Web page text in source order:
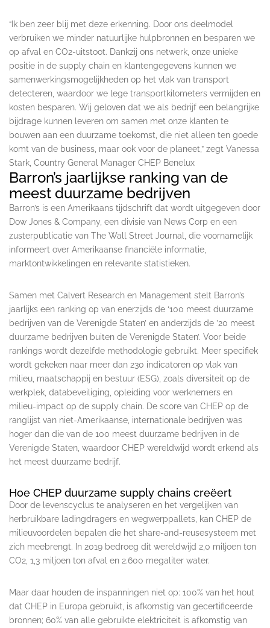
“Ik ben zeer blij met deze erkenning. Door ons deelmodel
verbruiken we minder natuurlijke hulpbronnen en besparen we
op afval en CO2-uitstoot. Dankzij ons netwerk, onze unieke
positie in de supply chain en klantengegevens kunnen we
samenwerkingsmogelijkheden op het vlak van transport
detecteren, waardoor we lege transportkilometers vermijden en
kosten besparen. Wij geloven dat we als bedrijf een belangrijke
bijdrage kunnen leveren om samen met onze klanten te
bouwen aan een duurzame toekomst, die niet alleen ten goede
komt van de business, maar ook voor de planeet,” zegt Vanessa
Stark, Country General Manager CHEP Benelux
Barron’s jaarlijkse ranking van de
meest duurzame bedrijven
Barron’s is een Amerikaans tijdschrift dat wordt uitgegeven door
Dow Jones & Company, een divisie van News Corp en een
zusterpublicatie van The Wall Street Journal, die voornamelijk
informeert over Amerikaanse financiële informatie,
marktontwikkelingen en relevante statistieken.
Samen met Calvert Research en Management stelt Barron’s
jaarlijks een ranking op van enerzijds de ‘100 meest duurzame
bedrijven van de Verenigde Staten’ en anderzijds de ’20 meest
duurzame bedrijven buiten de Verenigde Staten’. Voor beide
rankings wordt dezelfde methodologie gebruikt. Meer specifiek
wordt gekeken naar meer dan 230 indicatoren op vlak van
milieu, maatschappij en bestuur (ESG), zoals diversiteit op de
werkplek, databeveiliging, opleiding voor werknemers en
milieu-impact op de supply chain. De score van CHEP op de
ranglijst van niet-Amerikaanse, internationale bedrijven was
hoger dan die van de 100 meest duurzame bedrijven in de
Verenigde Staten, waardoor CHEP wereldwijd wordt erkend als
het meest duurzame bedrijf.
Hoe CHEP duurzame supply chains creëert
Door de levenscyclus te analyseren en het vergelijken van
herbruikbare ladingdragers en wegwerppallets, kan CHEP de
milieuvoordelen bepalen die het share-and-reusesysteem met
zich meebrengt. In 2019 bedroeg dit wereldwijd 2,0 miljoen ton
CO2, 1,3 miljoen ton afval en 2.600 megaliter water.
Maar daar houden de inspanningen niet op: 100% van het hout
dat CHEP in Europa gebruikt, is afkomstig van gecertificeerde
bronnen; 60% van alle gebruikte elektriciteit is afkomstig van